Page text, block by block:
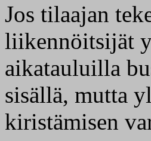
Jos tilaajan
liikennöitsijät
aikatauluilla
sisällä, mutta
kiristämisen